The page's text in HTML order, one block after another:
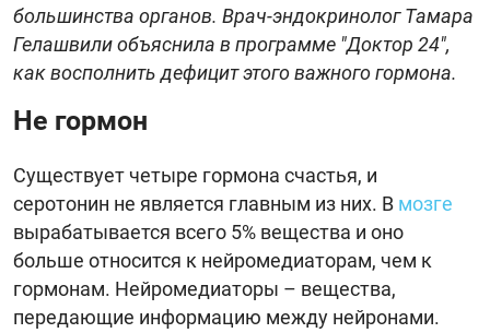
большинства органов. Врач-эндокринолог Тамара
Гелашвили объяснила в программе "Доктор 24",
как восполнить дефицит этого важного гормона.
Не гормон
Существует четыре гормона счастья, и
серотонин не является главным из них. В мозге
вырабатывается всего 5% вещества и оно
больше относится к нейромедиаторам, чем к
гормонам. Нейромедиаторы – вещества,
передающие информацию между нейронами.